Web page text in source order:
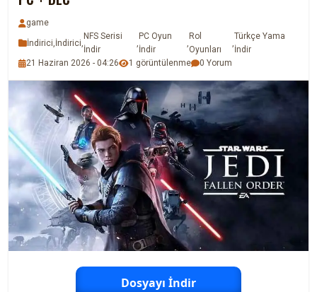
game
İndirici İndirici
NFS Serisi
İndir
PC Oyun
İndir
Rol
Oyunları
Türkçe Yama
İndir
21 Haziran 2026 - 04:26
1 görüntülenme 0 Yorum
Dosyayı İndir